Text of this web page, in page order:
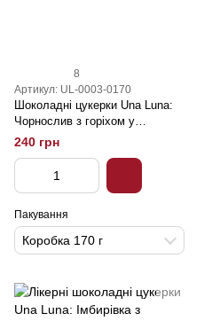
8
Артикул: UL-0003-0170
Шоколадні цукерки Una Luna:
Чорнослив з горіхом у
шоколаді – 170 г
240 грн
Пакування
Коробка 170 г